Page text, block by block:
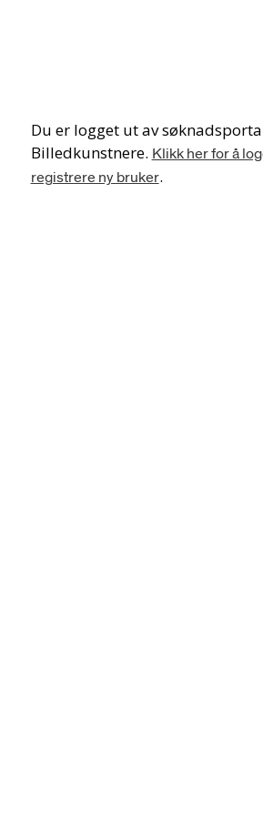
Du er logget ut av
Billedkunstnere. Klikk her for å
registrere ny bruker.